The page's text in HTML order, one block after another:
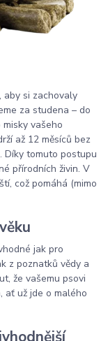
aby si zachovaly
za studena – do
vašeho
až 12 měsíců bez
Díky tomuto postupu
přírodních živin. V
což pomáhá (mimo
jak pro
z poznatků vědy a
že vašemu psovi
ať už jde o malého